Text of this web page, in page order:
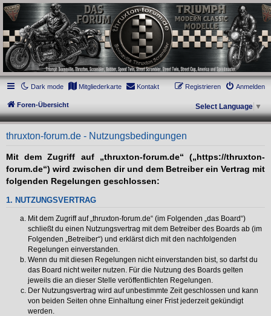
thruxton-forum.de
DAS FORUM! Alles rund um die Triumph Modern Classic Modelle. Das Forum für
die New Bonneville Baureihen ab BJ 2001. Triumph Bonneville, Thruxton,
Scrambler, Bobber, Speed Twin, Street Scrambler, Street Twin, Street Cup, America
und Speedmaster.
Dark mode
Mitgliederkarte Kontakt Anmelden
Registrieren
Foren-Übersicht Select Language ▼
thruxton-forum.de - Nutzungsbedingungen
Mit dem Zugriff auf „thruxton-forum.de“ („https://thruxton-
forum.de“) wird zwischen dir und dem Betreiber ein Vertrag mit
folgenden Regelungen geschlossen:
1. NUTZUNGSVERTRAG
Mit dem Zugriff auf „thruxton-forum.de“ (im Folgenden „das Board“)
schließt du einen Nutzungsvertrag mit dem Betreiber des Boards ab (im
Folgenden „Betreiber“) und erklärst dich mit den nachfolgenden
Regelungen einverstanden.
Wenn du mit diesen Regelungen nicht einverstanden bist, so darfst du
das Board nicht weiter nutzen. Für die Nutzung des Boards gelten
jeweils die an dieser Stelle veröffentlichten Regelungen.
Der Nutzungsvertrag wird auf unbestimmte Zeit geschlossen und kann
von beiden Seiten ohne Einhaltung einer Frist jederzeit gekündigt
werden.